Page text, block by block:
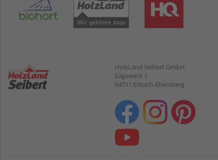
HolzLand Seibert GmbH
Sägewerk 1
64711 Erbach-Ebersberg